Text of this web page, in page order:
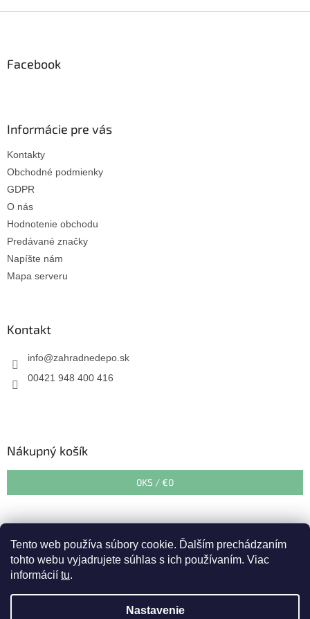
Tento web používa súbory cookie. Ďalším prechádzaním
tohto webu vyjadrujete súhlas s ich používaním. Viac
informácií tu.
Nastavenie
Facebook
Informácie pre vás
Kontakty
Obchodné podmienky
GDPR
O nás
Hodnotenie obchodu
Predávané značky
Napíšte nám
Mapa serveru
Kontakt
info@zahradnedepo.sk
00421 948 400 416
Nákupný košík
0KS / €0
Vytvoril Shoptet &